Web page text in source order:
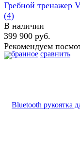
избранное сравнить
Гребной тренажер
(4)
В наличии
399 900 руб.
Рекомендуем